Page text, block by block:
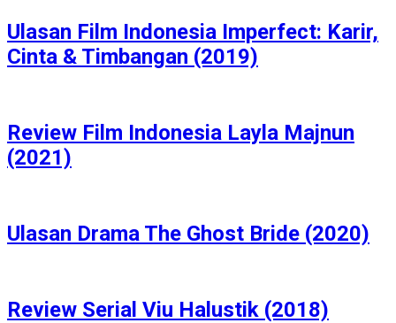
Ulasan Film Indonesia Imperfect: Karir,
Cinta & Timbangan (2019)
Review Film Indonesia Layla Majnun
(2021)
Ulasan Drama The Ghost Bride (2020)
Review Serial Viu Halustik (2018)